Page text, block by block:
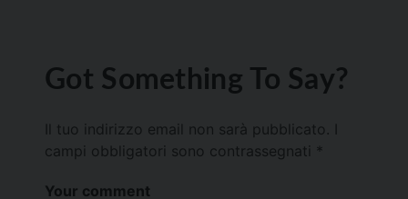
Got Something To Say?
Il tuo indirizzo email non sarà pubblicato.
campi obbligatori sono contrassegnati *
Your comment